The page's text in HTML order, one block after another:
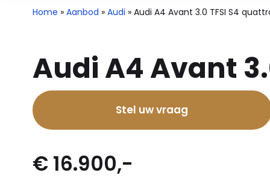
Home » Aanbod » Audi » Audi A4 Avant 3.0 TFSI S4
Audi A4 Avant
Stel uw vraag
€ 16.900,-